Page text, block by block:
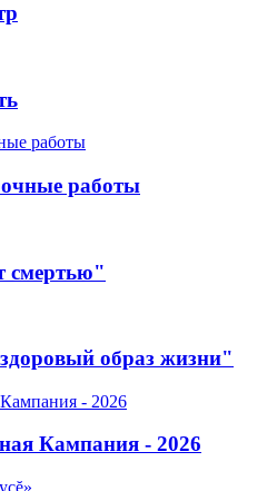
работы
смертью"
образ жизни"
Кампания - 2026